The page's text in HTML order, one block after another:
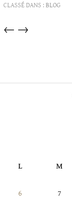
CLASSÉ DANS :BLOG
Articles
→
←
L
M
6
7